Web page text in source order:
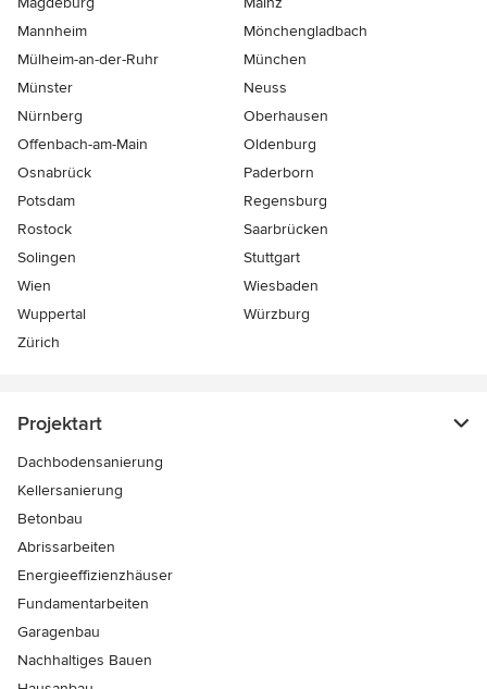
Mannheim
Mönchen­gladbach
Mülheim-an-der-Ruhr
München
Münster
Neuss
Nürnberg
Oberhausen
Offenbach-am-Main
Oldenburg
Osnabrück
Paderborn
Potsdam
Regensburg
Rostock
Saarbrücken
Solingen
Stuttgart
Wien
Wiesbaden
Wuppertal
Würzburg
Zürich
Projektart
Dachbodensanierung
Kellersanierung
Betonbau
Abrissarbeiten
Energieeffizienzhäuser
Fundamentarbeiten
Garagenbau
Nachhaltiges Bauen